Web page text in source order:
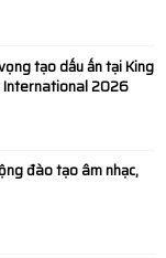
tạo dấu ấn tại King
International 2026
đào tạo âm nhạc,